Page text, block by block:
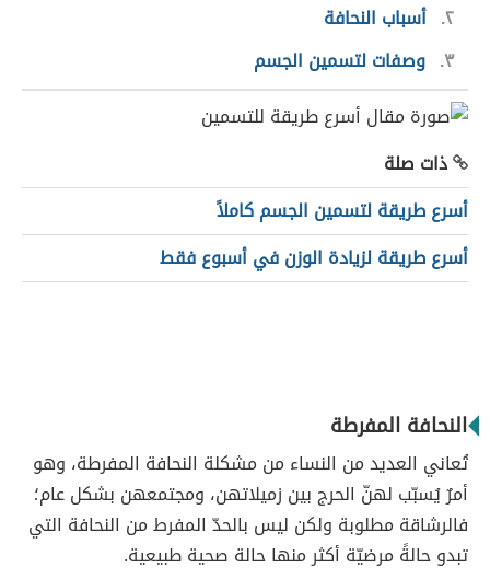
٢ أسباب النحافة
٣ وصفات لتسمين الجسم
ذات صلة
أسرع طريقة لتسمين الجسم كاملاً
أسرع طريقة لزيادة الوزن في أسبوع فقط
النحافة المفرطة
تُعاني العديد من النساء من مشكلة النحافة المفرطة، وهو
أمرٌ يُسبّب لهنّ الحرج بين زميلاتهن، ومجتمعهن بشكل عام؛
فالرشاقة مطلوبة ولكن ليس بالحدّ المفرط من النحافة التي
تبدو حالةً مرضيّة أكثر منها حالة صحية طبيعية.